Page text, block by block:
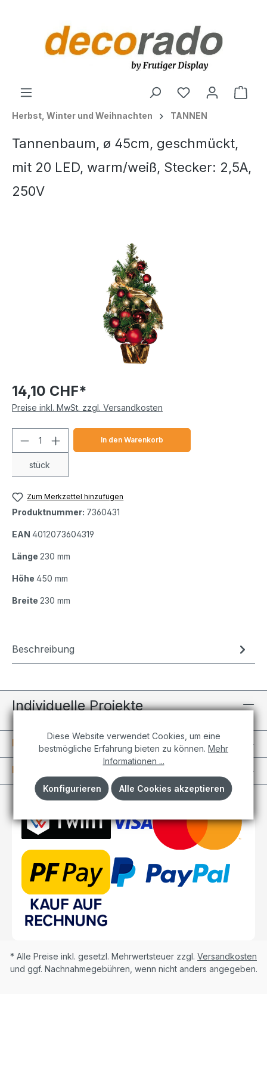
Herbst, Winter und Weihnachten TANNEN
Tannenbaum, ø 45cm, geschmückt,
mit 20 LED, warm/weiß, Stecker: 2,5A,
250V
14,10 CHF*
Preise inkl. MwSt. zzgl. Versandkosten
Produkt Anzahl: Gib den
stück
In den Warenkorb
Zum Merkzettel hinzufügen
Produktnummer: 7360431
EAN 4012073604319
Länge 230 mm
Höhe 450 mm
Breite 230 mm
Beschreibung
Individuelle Projekte
Informationen
Kundenkonto
* Alle Preise inkl. gesetzl. Mehrwertsteuer zzgl. Versandkosten
und ggf. Nachnahmegebühren, wenn nicht anders angegeben.
Diese Website verwendet Cookies, um eine
bestmögliche Erfahrung bieten zu können. Mehr
Informationen ...
Konfigurieren Alle Cookies akzeptieren